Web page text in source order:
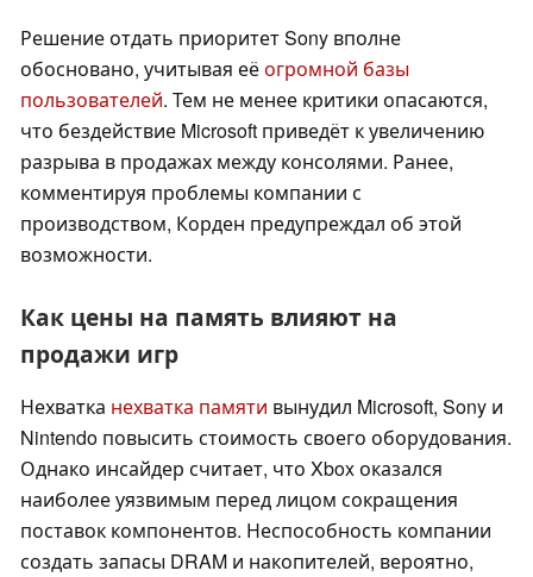
Решение отдать приоритет Sony вполне
обосновано, учитывая еёогромной базы
пользователей. Тем не менее критики опасаются,
что бездействие Microsoft приведёт к увеличению
разрыва в продажах между консолями. Ранее,
комментируя проблемы компании с
производством, Корден предупреждал об этой
возможности.
Как цены на память влияют на
продажи игр
Нехватка нехватка памяти вынудил Microsoft, Sony и
Nintendo повысить стоимость своего оборудования.
Однако инсайдер считает, что Xbox оказался
наиболее уязвимым перед лицом сокращения
поставок компонентов. Неспособность компании
создать запасы DRAM и накопителей, вероятно,